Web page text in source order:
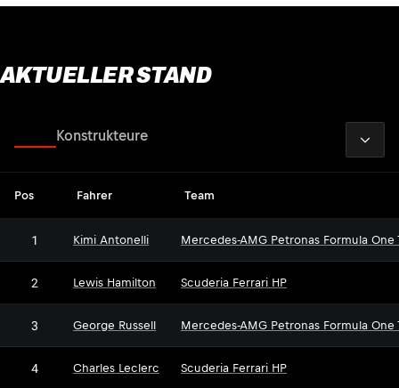
AKTUELLER STAND
Konstrukteure
Pos Fahrer Team
1 Kimi Antonelli Mercedes-AMG Petronas Formula One
2 Lewis Hamilton Scuderia Ferrari HP
3 George Russell Mercedes-AMG Petronas Formula One
4 Charles Leclerc Scuderia Ferrari HP